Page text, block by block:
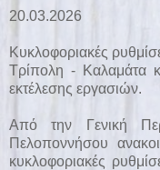
20.03.2026
Κυκλοφοριακές
Τρίπολη - Καλαμάτα
εκτέλεσης εργασιών.
Από την Γενική
Πελοποννήσου
κυκλοφοριακές